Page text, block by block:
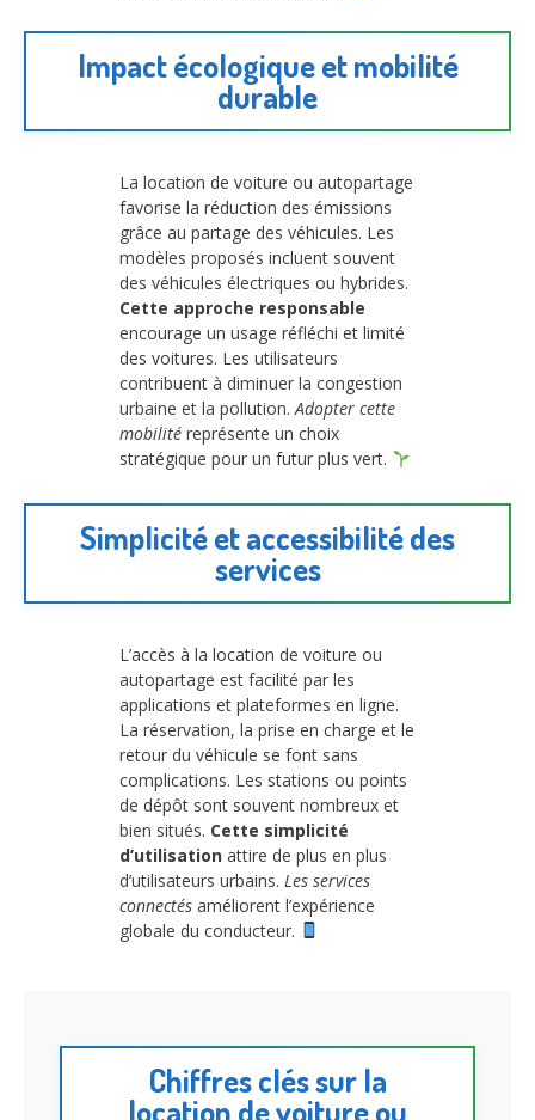
Impact écologique et mobilité
durable
La location de voiture ou autopartage
favorise la réduction des émissions
grâce au partage des véhicules. Les
modèles proposés incluent souvent
des véhicules électriques ou hybrides.
Cette approche responsable
encourage un usage réfléchi et limité
des voitures. Les utilisateurs
contribuent à diminuer la congestion
urbaine et la pollution.Adopter cette
mobilité représente un choix
stratégique pour un futur plus vert.
Simplicité et accessibilité des
services
L’accès à la location de voiture ou
autopartage est facilité par les
applications et plateformes en ligne.
La réservation, la prise en charge et le
retour du véhicule se font sans
complications. Les stations ou points
de dépôt sont souvent nombreux et
bien situés. Cette simplicité
d’utilisation attire de plus en plus
d’utilisateurs urbains. Les services
connectés améliorent l’expérience
globale du conducteur.
Chiffres clés sur la
location de voiture ou